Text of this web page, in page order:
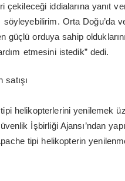
çekileceği iddialarına yanıt
Orta Doğu’da
orduya sahip
etmesini istedik” dedi.
satışı
helikopterlerini yenilemek
İşbirliği Ajansı’ndan
tipi helikopterin